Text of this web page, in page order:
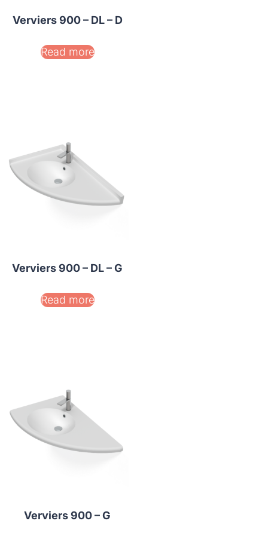
Verviers 900 – DL – D
Read more
Verviers 900 – DL – G
Read more
Verviers 900 – G